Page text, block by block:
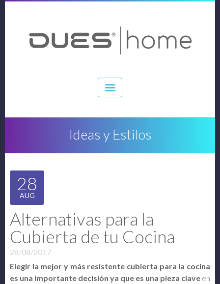
Ideas y Estilos
28
AUG
Alternativas para la
Cubierta de tu Cocina
28/08/2017
Elegir la mejor y más resistente cubierta para la cocina
es una importante decisión ya que es una pieza clave en